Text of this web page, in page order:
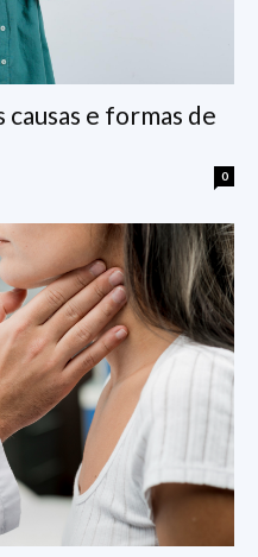
causas e formas de
0